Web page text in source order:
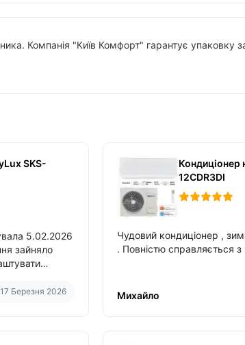
Компанія "Київ Комфорт" гарантує упаковку
SKS-
5.02.2026
17 Березня 2026
Кондиціонер
12CDR3DI
Чудовий кондиціонер ,
. Повністю
Михайло